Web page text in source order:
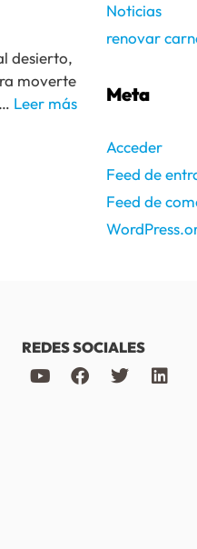
desierto,
moverte
Leer más
Noticias
renovar
Meta
Acceder
Feed de
Feed de
REDES SOCIALES